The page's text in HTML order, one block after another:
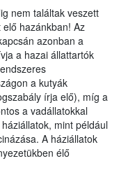
nem találtak veszett
hazánkban! Az
azonban a
a hazai állattartók
a kutyák
írja elő), míg a
a vadállatokkal
mint például
A háziállatok
élő